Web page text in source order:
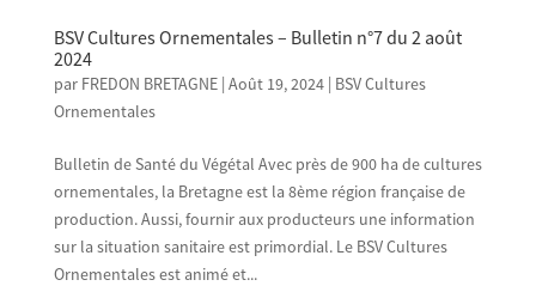
BSV Cultures Ornementales – Bulletin n°7 du 2 août
2024
par FREDON BRETAGNE| Août 19, 2024| BSV Cultures
Ornementales
Bulletin de Santé du Végétal Avec près de 900 ha de cultures
ornementales, la Bretagne est la 8ème région française de
production. Aussi, fournir aux producteurs une information
sur la situation sanitaire est primordial. Le BSV Cultures
Ornementales est animé et...